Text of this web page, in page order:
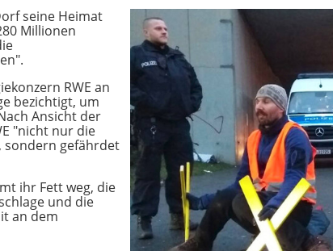
seine Heimat
Millionen
RWE an
bezichtigt, um
Ansicht der
"nicht nur die
sondern gefährdet
ihr Fett weg, die
und die
an dem